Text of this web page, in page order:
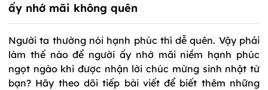
ấy nhớ mãi không quên
Người ta thường nói hạnh phúc thì dễ quên. Vậy phải
làm thế nào để người ấy nhớ mãi niềm hạnh phúc
ngọt ngào khi được nhận lời chúc mừng sinh nhật từ
bạn? Hãy theo dõi tiếp bài viết để biết thêm những